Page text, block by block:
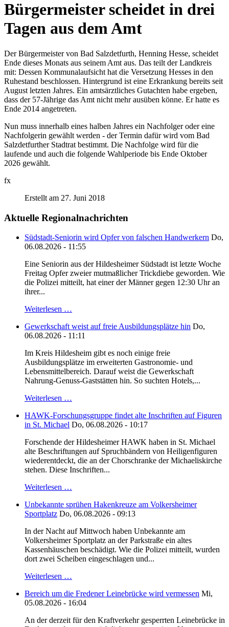
Bürgermeister scheidet in drei
Tagen aus dem Amt
Der Bürgermeister von Bad Salzdetfurth, Henning Hesse, scheidet
Ende dieses Monats aus seinem Amt aus. Das teilt der Landkreis
mit: Dessen Kommunalaufsicht hat die Versetzung Hesses in den
Ruhestand beschlossen. Hintergrund ist eine Erkrankung bereits seit
August letzten Jahres. Ein amtsärztliches Gutachten habe ergeben,
dass der 57-Jährige das Amt nicht mehr ausüben könne. Er hatte es
Ende 2014 angetreten.
Nun muss innerhalb eines halben Jahres ein Nachfolger oder eine
Nachfolgerin gewählt werden - der Termin dafür wird vom Bad
Salzdetfurther Stadtrat bestimmt. Die Nachfolge wird für die
laufende und auch die folgende Wahlperiode bis Ende Oktober
2026 gewählt.
fx
Erstellt am 27. Juni 2018
Aktuelle Regionalnachrichten
Südstadt-Seniorin wird Opfer von falschen Handwerkern Do,
06.08.2026 - 11:55
Eine Seniorin aus der Hildesheimer Südstadt ist letzte Woche
Freitag Opfer zweier mutmaßlicher Trickdiebe geworden. Wie
die Polizei mitteilt, hat einer der Männer gegen 12:30 Uhr an
ihrer...
Weiterlesen …
Gewerkschaft weist auf freie Ausbildungsplätze hin Do,
06.08.2026 - 11:11
Im Kreis Hildesheim gibt es noch einige freie
Ausbildungsplätze im erweiterten Gastronomie- und
Lebensmittelbereich. Darauf weist die Gewerkschaft
Nahrung-Genuss-Gaststätten hin. So suchten Hotels,...
Weiterlesen …
HAWK-Forschungsgruppe findet alte Inschriften auf Figuren
in St. Michael Do, 06.08.2026 - 10:17
Forschende der Hildesheimer HAWK haben in St. Michael
alte Beschriftungen auf Spruchbändern von Heiligenfiguren
wiederentdeckt, die an der Chorschranke der Michaeliskirche
stehen. Diese Inschriften...
Weiterlesen …
Unbekannte sprühen Hakenkreuze am Volkersheimer
Sportplatz Do, 06.08.2026 - 09:13
In der Nacht auf Mittwoch haben Unbekannte am
Volkersheimer Sportplatz an der Parkstraße ein altes
Kassenhäuschen beschädigt. Wie die Polizei mitteilt, wurden
dort zwei Scheiben eingeschlagen und...
Weiterlesen …
Bereich um die Fredener Leinebrücke wird vermessen Mi,
05.08.2026 - 16:04
An der derzeit für den Kraftverkehr gesperrten Leinebrücke in